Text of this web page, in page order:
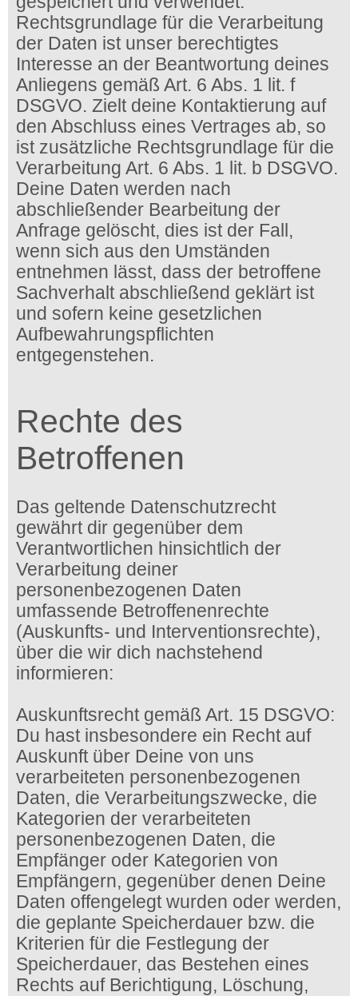
Rechtsgrundlage für die Verarbeitung
der Daten ist unser berechtigtes
Interesse an der Beantwortung deines
Anliegens gemäß Art. 6 Abs. 1 lit. f
DSGVO. Zielt deine Kontaktierung auf
den Abschluss eines Vertrages ab, so
ist zusätzliche Rechtsgrundlage für die
Verarbeitung Art. 6 Abs. 1 lit. b DSGVO.
Deine Daten werden nach
abschließender Bearbeitung der
Anfrage gelöscht, dies ist der Fall,
wenn sich aus den Umständen
entnehmen lässt, dass der betroffene
Sachverhalt abschließend geklärt ist
und sofern keine gesetzlichen
Aufbewahrungspflichten
entgegenstehen.
Rechte des
Betroffenen
Das geltende Datenschutzrecht
gewährt dir gegenüber dem
Verantwortlichen hinsichtlich der
Verarbeitung deiner
personenbezogenen Daten
umfassende Betroffenenrechte
(Auskunfts- und Interventionsrechte),
über die wir dich nachstehend
informieren:
Auskunftsrecht gemäß Art. 15 DSGVO:
Du hast insbesondere ein Recht auf
Auskunft über Deine von uns
verarbeiteten personenbezogenen
Daten, die Verarbeitungszwecke, die
Kategorien der verarbeiteten
personenbezogenen Daten, die
Empfänger oder Kategorien von
Empfängern, gegenüber denen Deine
Daten offengelegt wurden oder werden,
die geplante Speicherdauer bzw. die
Kriterien für die Festlegung der
Speicherdauer, das Bestehen eines
Rechts auf Berichtigung, Löschung,